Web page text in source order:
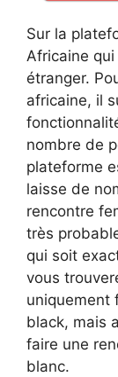
Sur la
Africaine qui
étranger.
africaine, il
nombre de
plateforme
laisse de
rencontre
très
qui soit
vous
uniquement
black, mais
faire une
blanc.